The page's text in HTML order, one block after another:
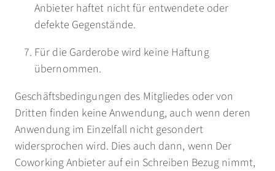
Anbieter haftet nicht für entwendete oder
defekte Gegenstände.
Für die Garderobe wird keine Haftung
übernommen.
Geschäftsbedingungen des Mitgliedes oder von
Dritten finden keine Anwendung, auch wenn deren
Anwendung im Einzelfall nicht gesondert
widersprochen wird. Dies auch dann, wenn Der
Coworking Anbieter auf ein Schreiben Bezug nimmt,